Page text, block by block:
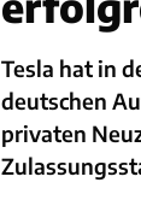
Tesla hat in
deutschen
privaten